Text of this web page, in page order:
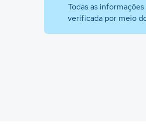
Todas as
verificada por meio